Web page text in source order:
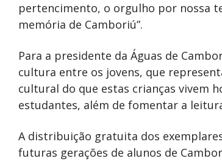
pertencimento, o orgulho por nossa
memória de Camboriú”.
Para a presidente da Águas de
cultura entre os jovens, que
cultural do que estas crianças vivem
estudantes, além de fomentar a
A distribuição gratuita dos
futuras gerações de alunos de